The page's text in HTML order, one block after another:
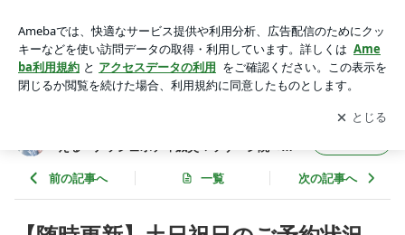
からだとこころを整える＊ナッシュボディ鍼灸マッサージ院＜
横浜・東横線＞
アプリをダウンロードして ブログの更新通知
を受け取りまし
ょう。
開く
える＊ナッシュボディ鍼灸マッサージ院＜横
前の記事へ 一覧 次の記事へ